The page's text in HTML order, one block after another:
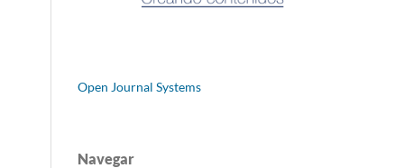
Open Journal Systems
Navegar